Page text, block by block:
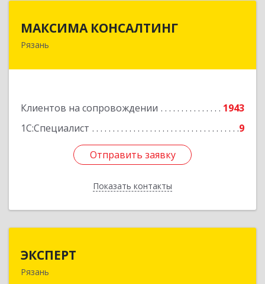
МАКСИМА КОНСАЛТИНГ
Рязань
Клиентов на сопровождении
1943
1С:Специалист
9
Отправить заявку
Показать контакты
390006, Рязанская обл, г.о.город Рязань, Рязань
Отправить заявку
Назад
ЭКСПЕРТ
Рязань
390000, Рязанская обл, Рязань г, Кудрявцева ул,